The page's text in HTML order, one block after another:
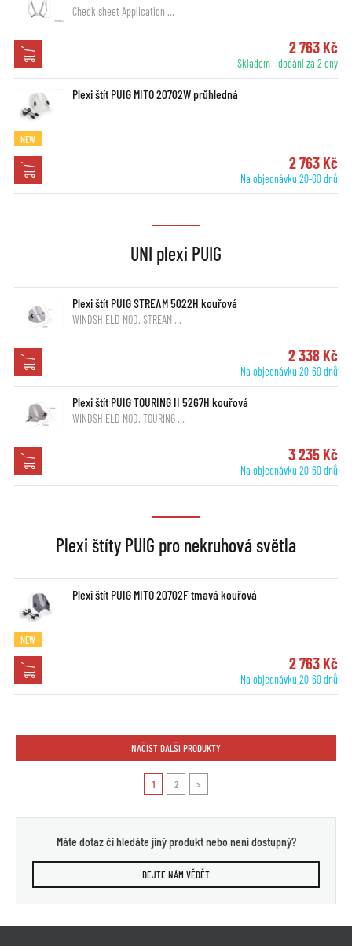
Check sheet Application …
2 763 Kč
Skladem - dodání za 2 dny
Plexi štít PUIG MITO 20702W průhledná
NEW
2 763 Kč
Na objednávku 20-60 dnů
UNI plexi PUIG
Plexi štít PUIG STREAM 5022H kouřová
WINDSHIELD MOD. STREAM …
2 338 Kč
Na objednávku 20-60 dnů
Plexi štít PUIG TOURING II 5267H kouřová
WINDSHIELD MOD. TOURING …
3 235 Kč
Na objednávku 20-60 dnů
Plexi štíty PUIG pro nekruhová světla
Plexi štít PUIG MITO 20702F tmavá kouřová
NEW
2 763 Kč
Na objednávku 20-60 dnů
NAČÍST DALŠÍ PRODUKTY
1 2 >
Máte dotaz či hledáte jiný produkt nebo není dostupný?
DEJTE NÁM VĚDĚT